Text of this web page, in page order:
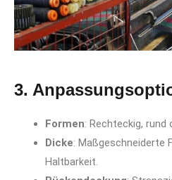
3.
Formen: Rechteckig, rund
Dicke: Maßgeschneiderte
Haltbarkeit.